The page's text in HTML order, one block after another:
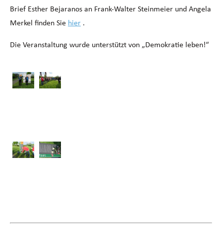
Brief Esther Bejaranos an Frank-Walter Steinmeier und Angela
Merkel finden Sie hier .
Die Veranstaltung wurde unterstützt von „Demokratie leben!“